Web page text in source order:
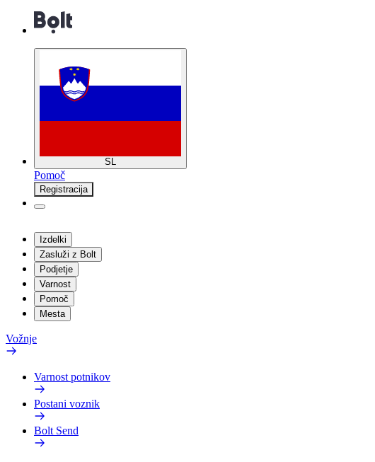
SL
Pomoč
Registracija
Izdelki
Zasluži z Bolt
Podjetje
Varnost
Pomoč
Mesta
Vožnje
Varnost potnikov
Postani voznik
Bolt Send